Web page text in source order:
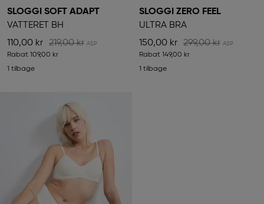
SLOGGI SOFT ADAPT
VATTERET BH
110,00 kr
219,00 kr
Rabat 109,00 kr
1 tilbage
SLOGGI ZERO FEEL
ULTRA BRA
150,00 kr
299,00 kr
Rabat 149,00 kr
1 tilbage